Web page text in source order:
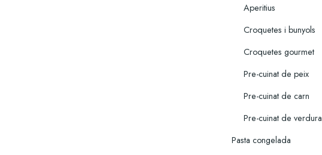
Aperitius
Croquetes i bunyols
Croquetes gourmet
Pre-cuinat de peix
Pre-cuinat de carn
Pre-cuinat de verdura
Pasta congelada